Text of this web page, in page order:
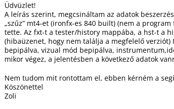
Üdvüzlet!
A leírás szerint, megcsináltam az adatok
„szűz” mt4-et (ironfx-es 840 built) (nem a
tette. Az fxt-t a tester/history mappába, a hst-t a
(hibaüzenet, hogy nem találja a megfelelő
bepipálva, vizual mód bepipálva,
mikor végez, a jelentésben a következő adatok
Nem tudom mit rontottam el, ebben kérném a
Köszönettel
Zoli